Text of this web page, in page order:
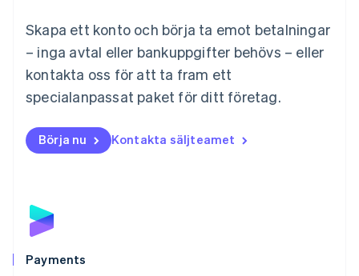
Skapa ett konto och börja ta emot betalningar
– inga avtal eller bankuppgifter behövs – eller
kontakta oss för att ta fram ett
specialanpassat paket för ditt företag.
Börja nu Kontakta säljteamet
Payments
English
Mexiko
Nederländerna
NederlandsEnglish
English
Nya Zeeland
Portugal
Português
English